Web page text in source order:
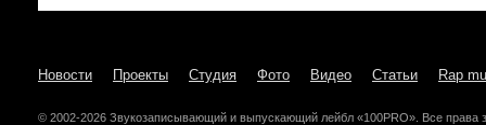
Новости Проекты Студия Фото Видео Статьи Rap
© 2002-2026 Звукозаписывающий и выпускающий лейбл «100PRO». Все